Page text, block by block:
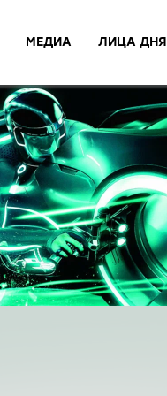
МЕДИА ЛИЦА ДНЯ